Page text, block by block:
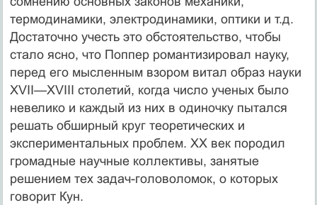
термодинамики, электродинамики, оптики и т.д.
Достаточно учесть это обстоятельство, чтобы
стало ясно, что Поппер романтизировал науку,
перед его мысленным взором витал образ науки
XVII—XVIII столетий, когда число ученых было
невелико и каждый из них в одиночку пытался
решать обширный круг теоретических и
экспериментальных проблем. XX век породил
громадные научные коллективы, занятые
решением тех задач-головоломок, о которых
говорит Кун.